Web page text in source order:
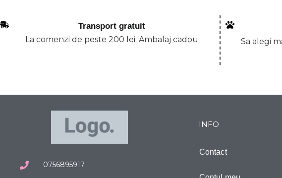
Transport gratuit
La comenzi de peste 200 lei. Ambalaj cadou
Sa alegi
0756895917
INFO
Contact